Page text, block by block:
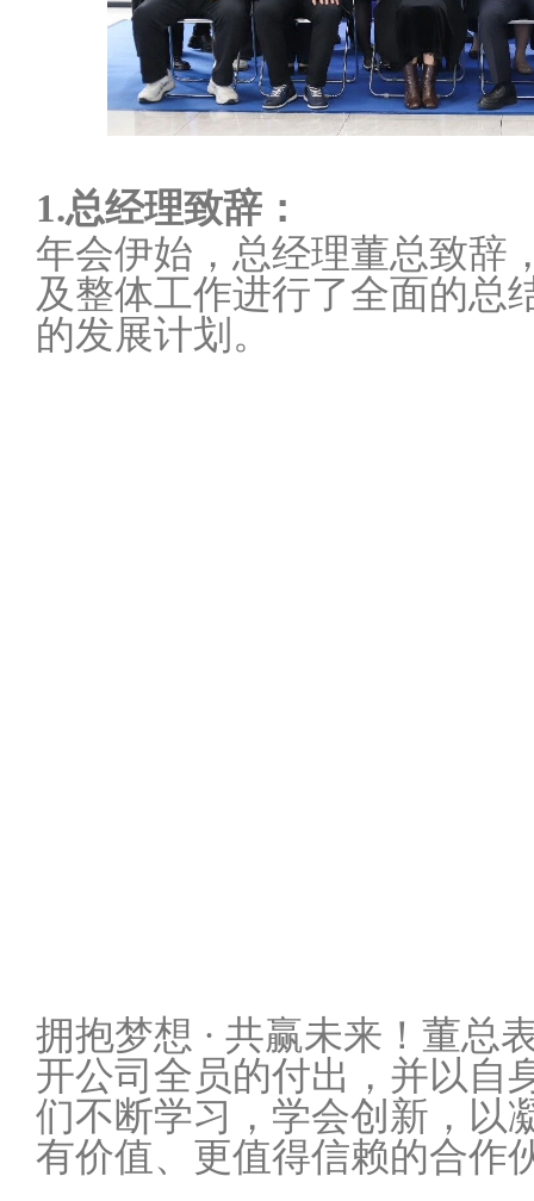
1.总经理致辞：
年会伊始，总经理董总致辞
及整体工作进行了全面的总
的发展计划。
拥抱梦想 · 共赢未来！董总
开公司全员的付出，并以自
们不断学习，学会创新，以
有价值、更值得信赖的合作